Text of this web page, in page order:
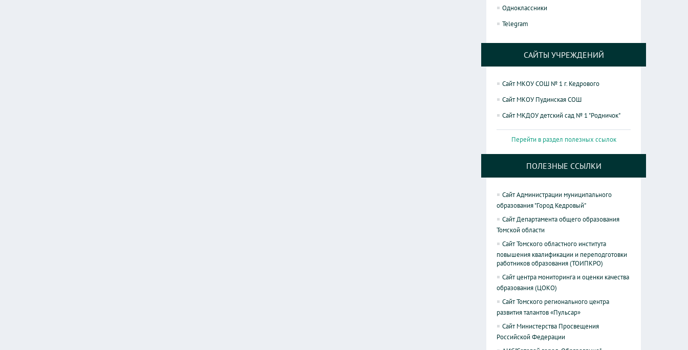
Одноклассники
Telegram
САЙТЫ УЧРЕЖДЕНИЙ
Сайт МКОУ СОШ № 1 г. Кедрового
Сайт МКОУ Пудинская СОШ
Сайт МКДОУ детский сад № 1 "Родничок"
Перейти в раздел полезных ссылок
ПОЛЕЗНЫЕ ССЫЛКИ
Сайт Администрации муниципального
образования "Город Кедровый"
Сайт Департамента общего образования
Томской области
Сайт Томского областного института
повышения квалификации и переподготовки
работников образования (ТОИПКРО)
Сайт центра мониторинга и оценки качества
образования (ЦОКО)
Сайт Томского регионального центра
развития талантов «Пульсар»
Сайт Министерства Просвещения
Российской Федерации